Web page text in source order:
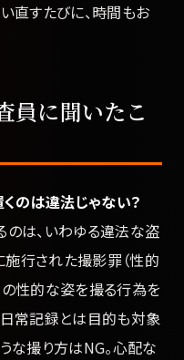
直すたびに、時間もお
員に聞いたこ
のは違法じゃない？
は、いわゆる違法な盗
行された撮影罪（性的
性的な姿を撮る行為を
常記録とは目的も対象
な撮り方はNG。心配な